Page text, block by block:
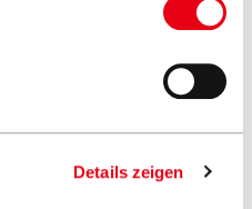
Details zeigen